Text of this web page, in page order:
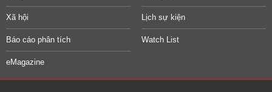
Xã hội Lịch sự kiện
Báo cáo phân tích Watch List
eMagazine